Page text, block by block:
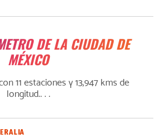
DE LA CIUDAD DE
MÉXICO
11 estaciones y 13,947 kms de
longitud.. . .